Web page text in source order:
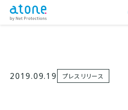
2019.09.19 プレスリリース